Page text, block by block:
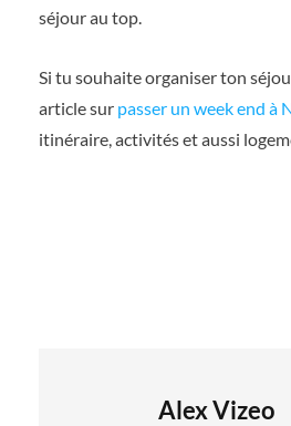
séjour au top.
Si tu souhaite organiser ton
article sur passer un week end à
itinéraire, activités et aussi
Alex Vizeo